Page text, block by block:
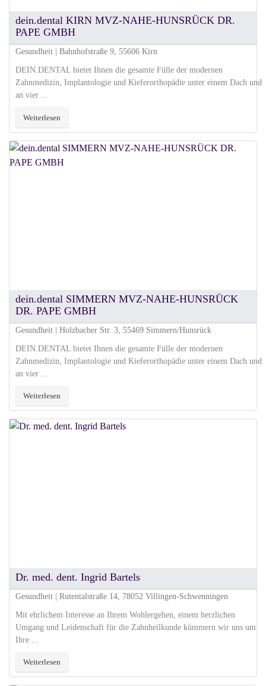
dein.dental KIRN MVZ-NAHE-HUNSRÜCK DR.
PAPE GMBH
Gesundheit | Bahnhofstraße 9, 55606 Kirn
DEIN.DENTAL bietet Ihnen die gesamte Fülle der modernen
Zahnmedizin, Implantologie und Kieferorthopädie unter einem Dach und
an vier ...
Weiterlesen
dein.dental SIMMERN MVZ-NAHE-HUNSRÜCK
DR. PAPE GMBH
Gesundheit | Holzbacher Str. 3, 55469 Simmern/Hunsrück
DEIN.DENTAL bietet Ihnen die gesamte Fülle der modernen
Zahnmedizin, Implantologie und Kieferorthopädie unter einem Dach und
an vier ...
Weiterlesen
Dr. med. dent. Ingrid Bartels
Gesundheit | Rutentalstraße 14, 78052 Villingen-Schwenningen
Mit ehrlichem Interesse an Ihrem Wohlergehen, einem herzlichen
Umgang und Leidenschaft für die Zahnheilkunde kümmern wir uns um
Ihre ...
Weiterlesen